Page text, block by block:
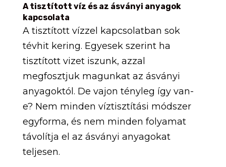
A tisztított víz és az ásványi anyagok
kapcsolata
A tisztított vízzel kapcsolatban sok
tévhit kering. Egyesek szerint ha
tisztított vizet iszunk, azzal
megfosztjuk magunkat az ásványi
anyagoktól. De vajon tényleg így van-
e? Nem minden víztisztítási módszer
egyforma, és nem minden folyamat
távolítja el az ásványi anyagokat
teljesen.